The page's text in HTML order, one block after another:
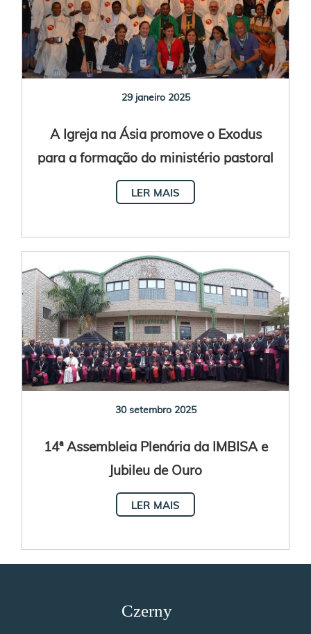
29 janeiro 2025
A Igreja na Ásia promove o Exodus
para a formação do ministério pastoral
LER MAIS
30 setembro 2025
14ª Assembleia Plenária da IMBISA e
Jubileu de Ouro
LER MAIS
Czerny